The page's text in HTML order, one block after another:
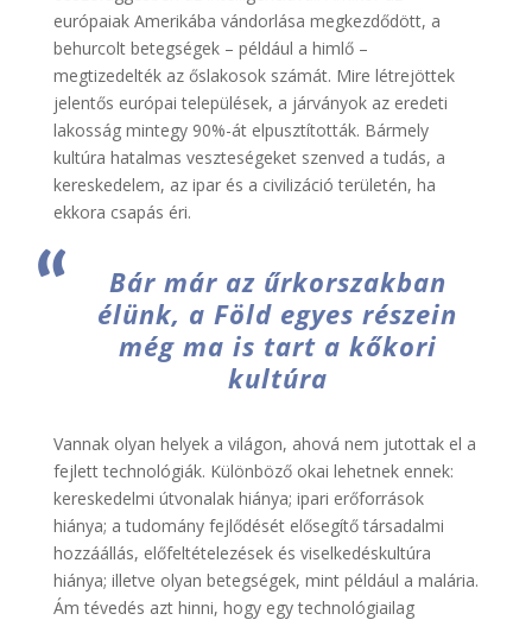
európaiak Amerikába vándorlása megkezdődött, a
behurcolt betegségek – például a himlő –
megtizedelték az őslakosok számát. Mire létrejöttek
jelentős európai települések, a járványok az eredeti
lakosság mintegy 90%-át elpusztították. Bármely
kultúra hatalmas veszteségeket szenved a tudás, a
kereskedelem, az ipar és a civilizáció területén, ha
ekkora csapás éri.
Bár már az űrkorszakban
élünk, a Föld egyes részein
még ma is tart a kőkori
kultúra
Vannak olyan helyek a világon, ahová nem jutottak el a
fejlett technológiák. Különböző okai lehetnek ennek:
kereskedelmi útvonalak hiánya; ipari erőforrások
hiánya; a tudomány fejlődését elősegítő társadalmi
hozzáállás, előfeltételezések és viselkedéskultúra
hiánya; illetve olyan betegségek, mint például a malária.
Ám tévedés azt hinni, hogy egy technológiailag